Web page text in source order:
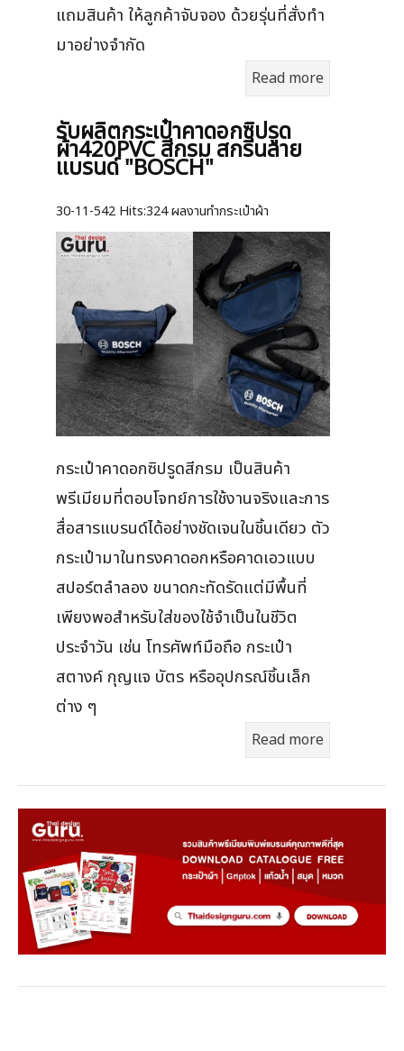
แถมสินค้า ให้ลูกค้าจับจอง ด้วยรุ่นที่สั่งทำ
มาอย่างจำกัด
Read more
รับผลิตกระเป๋าคาดอกซิปรูด
ผ้า420PVC สีกรม สกรีนลาย
แบรนด์ "BOSCH"
30-11-542 Hits:324 ผลงานทำกระเป๋าผ้า
กระเป๋าคาดอกซิปรูดสีกรม เป็นสินค้า
พรีเมียมที่ตอบโจทย์การใช้งานจริงและการ
สื่อสารแบรนด์ได้อย่างชัดเจนในชิ้นเดียว ตัว
กระเป๋ามาในทรงคาดอกหรือคาดเอวแบบ
สปอร์ตลำลอง ขนาดกะทัดรัดแต่มีพื้นที่
เพียงพอสำหรับใส่ของใช้จำเป็นในชีวิต
ประจำวัน เช่น โทรศัพท์มือถือ กระเป๋า
สตางค์ กุญแจ บัตร หรืออุปกรณ์ชิ้นเล็ก
ต่าง ๆ
Read more